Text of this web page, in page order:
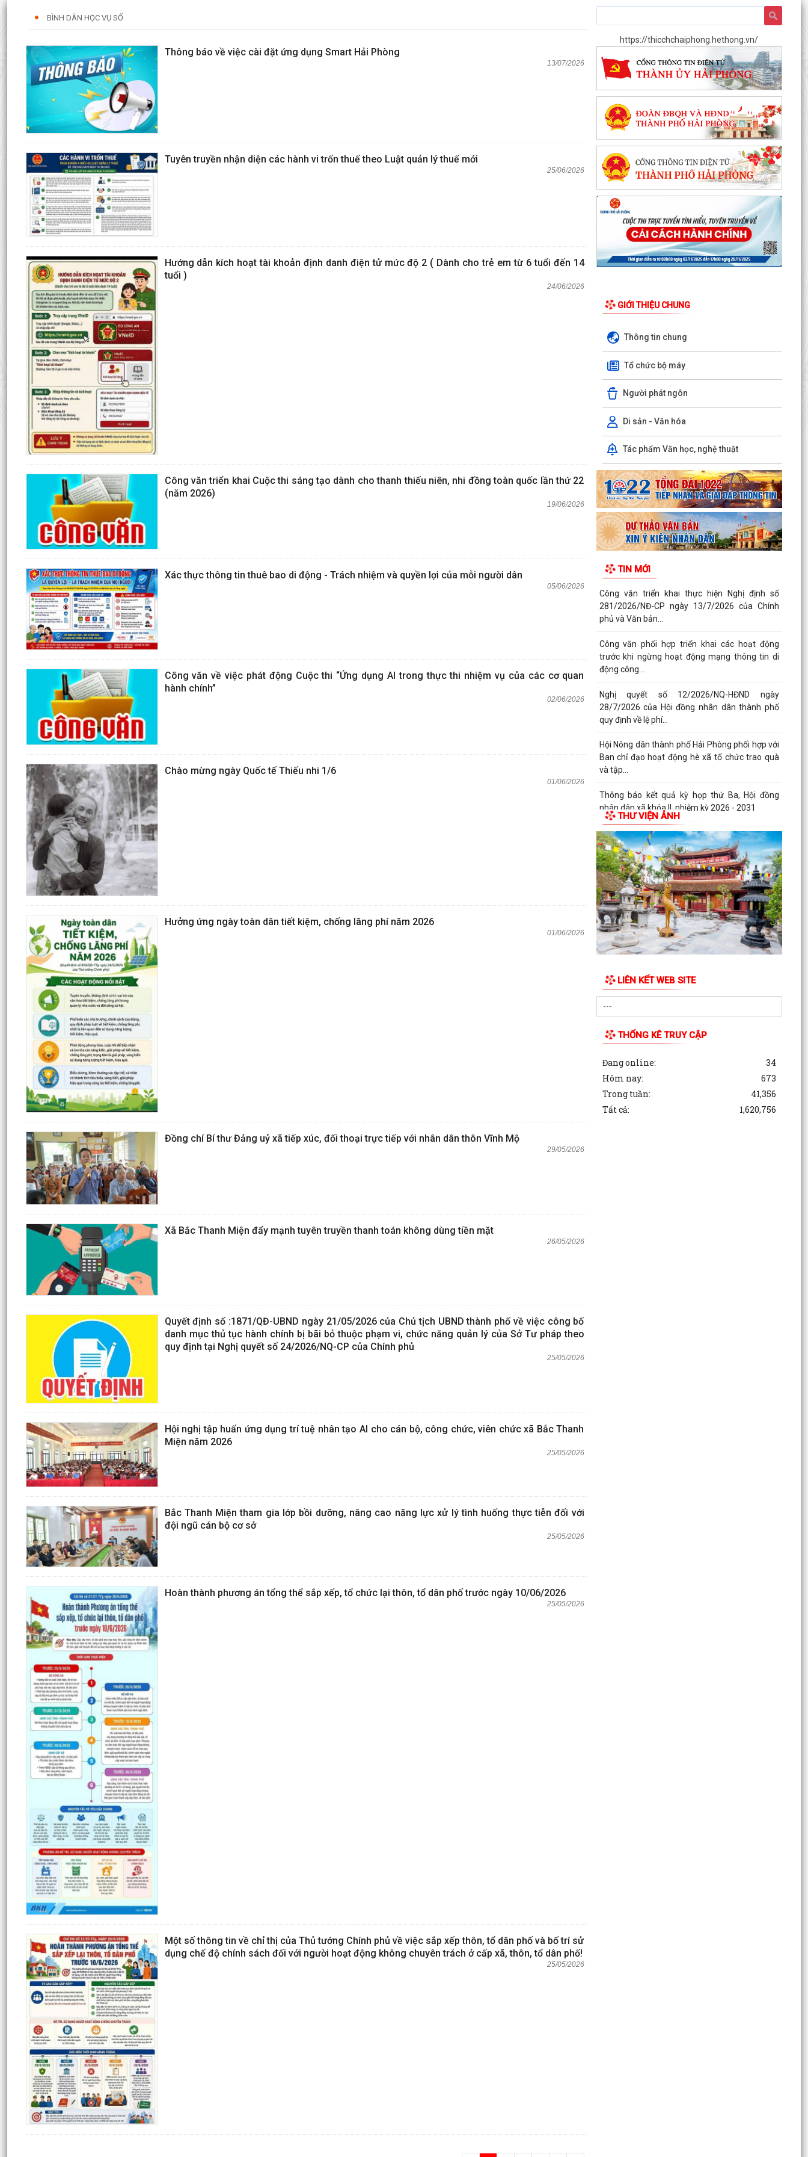
BÌNH DÂN HỌC VỤ SỐ
Thông báo về việc cài đặt ứng dụng Smart Hải Phòng
13/07/2026
Tuyên truyền nhận diện các hành vi trốn thuế theo Luật quản lý thuế mới
25/06/2026
Hướng dẫn kích hoạt tài khoản định danh điện tử mức độ 2 ( Dành cho trẻ em từ 6 tuổi đến 14
tuổi )
24/06/2026
Công văn triển khai Cuộc thi sáng tạo dành cho thanh thiếu niên, nhi đồng toàn quốc lần thứ 22
(năm 2026)
19/06/2026
Xác thực thông tin thuê bao di động - Trách nhiệm và quyền lợi của mỗi người dân
05/06/2026
Công văn về việc phát động Cuộc thi “Ứng dụng AI trong thực thi nhiệm vụ của các cơ quan
hành chính”
02/06/2026
Chào mừng ngày Quốc tế Thiếu nhi 1/6
01/06/2026
Hưởng ứng ngày toàn dân tiết kiệm, chống lãng phí năm 2026
01/06/2026
Đồng chí Bí thư Đảng uỷ xã tiếp xúc, đối thoại trực tiếp với nhân dân thôn Vĩnh Mộ
29/05/2026
Xã Bắc Thanh Miện đẩy mạnh tuyên truyền thanh toán không dùng tiền mặt
26/05/2026
Quyết định số :1871/QĐ-UBND ngày 21/05/2026 của Chủ tịch UBND thành phố về việc công bố
danh mục thủ tục hành chính bị bãi bỏ thuộc phạm vi, chức năng quản lý của Sở Tư pháp theo
quy định tại Nghị quyết số 24/2026/NQ-CP của Chính phủ
25/05/2026
Hội nghị tập huấn ứng dụng trí tuệ nhân tạo AI cho cán bộ, công chức, viên chức xã Bắc Thanh
Miện năm 2026
25/05/2026
Bắc Thanh Miện tham gia lớp bồi dưỡng, nâng cao năng lực xử lý tình huống thực tiễn đối với
đội ngũ cán bộ cơ sở
25/05/2026
Hoàn thành phương án tổng thể sắp xếp, tổ chức lại thôn, tổ dân phố trước ngày 10/06/2026
25/05/2026
Một số thông tin về chỉ thị của Thủ tướng Chính phủ về việc sắp xếp thôn, tổ dân phố và bố trí sử
dụng chế độ chính sách đối với người hoạt động không chuyên trách ở cấp xã, thôn, tổ dân phố!
25/05/2026
https://thicchchaiphong.hethong.vn/
GIỚI THIỆU CHUNG
Thông tin chung
Tổ chức bộ máy
Người phát ngôn
Di sản - Văn hóa
Tác phẩm Văn học, nghệ thuật
TIN MỚI
Công văn triển khai thực hiện Nghị định số
281/2026/NĐ-CP ngày 13/7/2026 của Chính
phủ và Văn bản...
Công văn phối hợp triển khai các hoạt động
trước khi ngừng hoạt động mạng thông tin di
động công...
Nghị quyết số 12/2026/NQ-HĐND ngày
28/7/2026 của Hội đồng nhân dân thành phố
quy định về lệ phí...
Hội Nông dân thành phố Hải Phòng phối hợp với
Ban chỉ đạo hoạt động hè xã tổ chức trao quà
và tập...
Thông báo kết quả kỳ họp thứ Ba, Hội đồng
nhân dân xã khóa II, nhiệm kỳ 2026 - 2031
Nghị quyết số 13 /2026/NQ-HĐND ngày
28/7/2026 của HĐND thành phố Hải Phòng về
việc bãi bỏ một số...
THƯ VIỆN ẢNH
LIÊN KẾT WEB SITE
THỐNG KÊ TRUY CẬP
Đang online:
34
Hôm nay:
673
Trong tuần:
41,356
Tất cả:
1,620,756